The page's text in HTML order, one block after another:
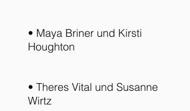
• Maya Briner und Kirsti
Houghton
• Theres Vital und Susanne
Wirtz